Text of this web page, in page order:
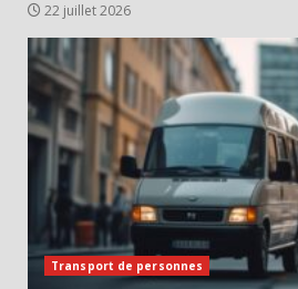
22 juillet 2026
Transport de personnes